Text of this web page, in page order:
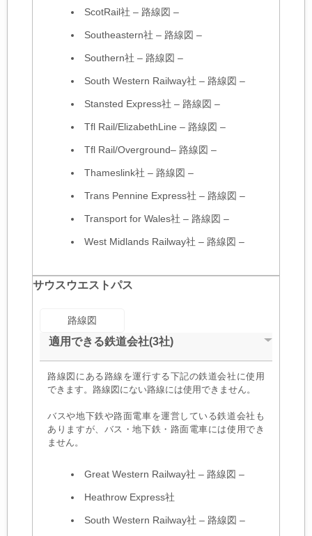
ScotRail社 – 路線図 –
Southeastern社 – 路線図 –
Southern社 – 路線図 –
South Western Railway社 – 路線図 –
Stansted Express社 – 路線図 –
Tfl Rail/ElizabethLine – 路線図 –
Tfl Rail/Overground– 路線図 –
Thameslink社 – 路線図 –
Trans Pennine Express社 – 路線図 –
Transport for Wales社 – 路線図 –
West Midlands Railway社 – 路線図 –
サウスウエストパス
路線図
適用できる鉄道会社(3社)
路線図にある路線を運行する下記の鉄道会社に使用
できます。路線図にない路線には使用できません。
バスや地下鉄や路面電車を運営している鉄道会社も
ありますが、バス・地下鉄・路面電車には使用でき
ません。
Great Western Railway社 – 路線図 –
Heathrow Express社
South Western Railway社 – 路線図 –